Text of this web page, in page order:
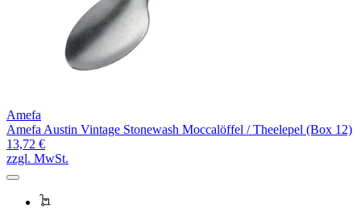
Amefa
Amefa Austin Vintage Stonewash Moccalöffel / Theelepel (Box 12)
13,72 €
zzgl. MwSt.